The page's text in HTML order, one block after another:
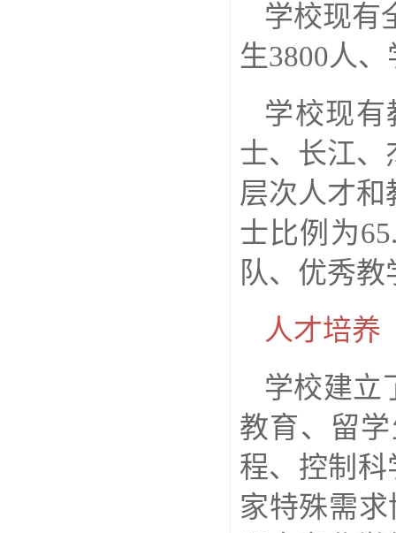
学校现有
生3800人
学校现有
士、长江、
层次人才和
士比例为
队、优秀
人才培养
学校建立
教育、留
程、控制科
家特殊需